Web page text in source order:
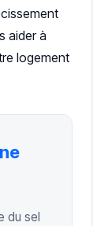
aider à
logement
du sel